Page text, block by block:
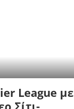
League με